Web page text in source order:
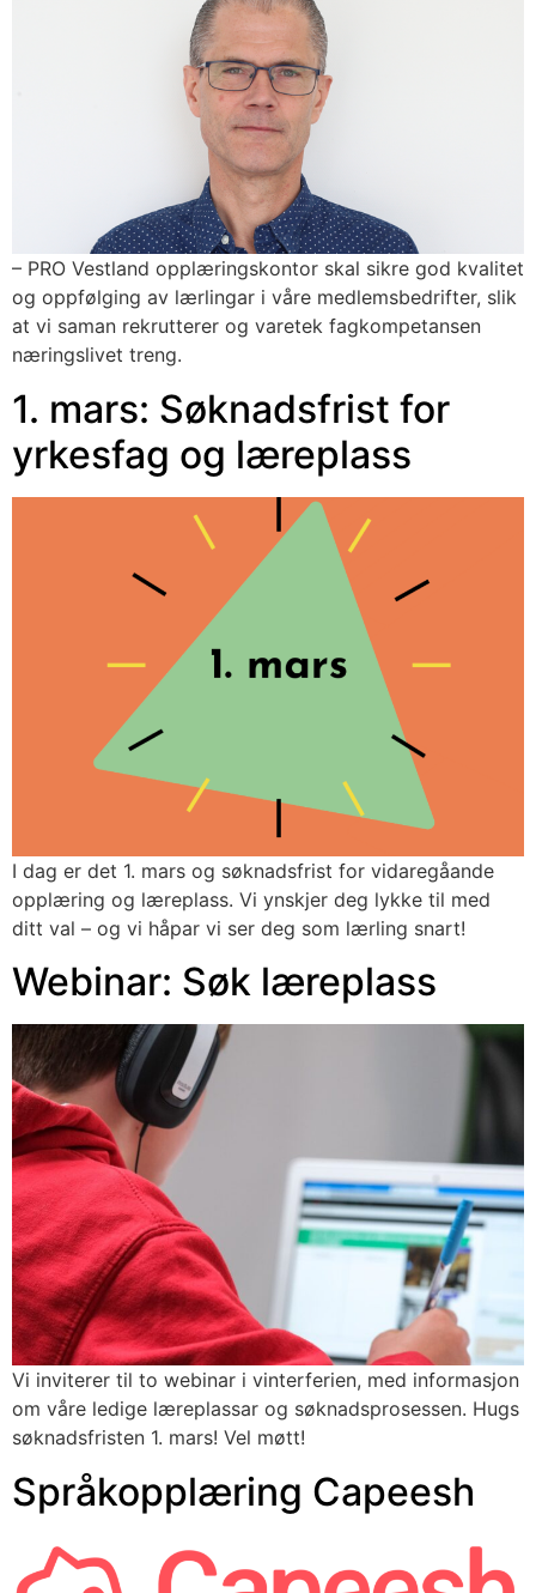
– PRO Vestland opplæringskontor skal sikre god kvalitet
og oppfølging av lærlingar i våre medlemsbedrifter, slik
at vi saman rekrutterer og varetek fagkompetansen
næringslivet treng.
1. mars: Søknadsfrist for
yrkesfag og læreplass
I dag er det 1. mars og søknadsfrist for vidaregåande
opplæring og læreplass. Vi ynskjer deg lykke til med
ditt val – og vi håpar vi ser deg som lærling snart!
Webinar: Søk læreplass
Vi inviterer til to webinar i vinterferien, med informasjon
om våre ledige læreplassar og søknadsprosessen. Hugs
søknadsfristen 1. mars! Vel møtt!
Språkopplæring Capeesh